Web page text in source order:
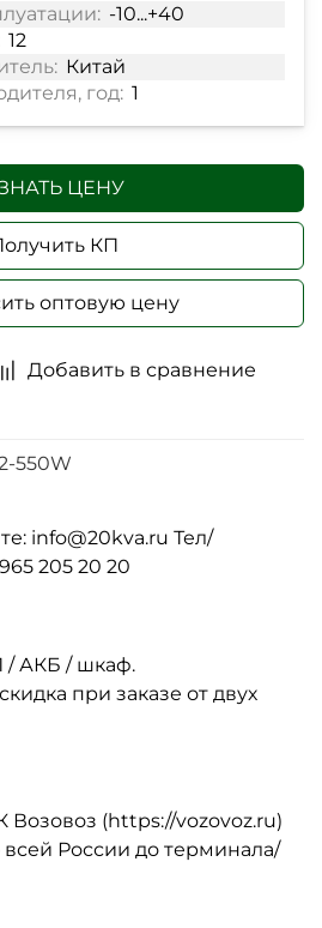
Добавить в сравнение
550W
-10...+40
12
Китай
год: 1
ЦЕНУ
КП
оптовую цену
info@20kva.ru Тел/
205 20 20
/ АКБ / шкаф.
при заказе от двух
Возовоз (https://vozovoz.ru)
России до терминала/